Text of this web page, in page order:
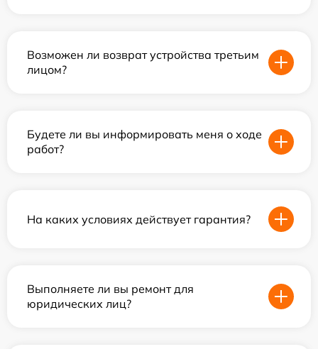
Возможен ли возврат устройства третьим
лицом?
Будете ли вы информировать меня о ходе
работ?
На каких условиях действует гарантия?
Выполняете ли вы ремонт для
юридических лиц?